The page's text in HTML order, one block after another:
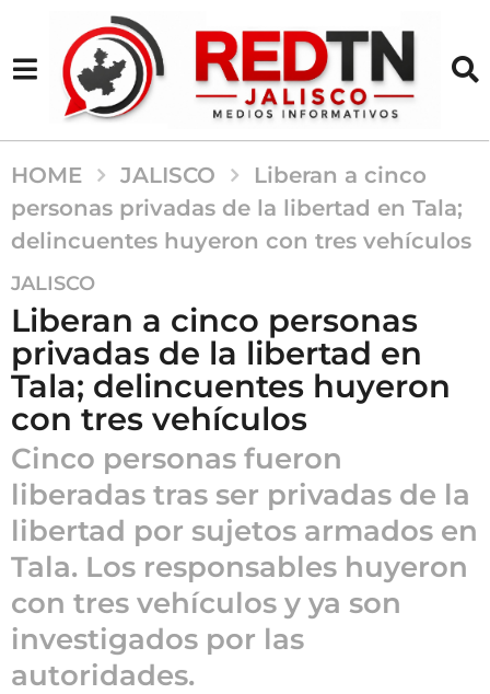
HOME JALISCO
Liberan a cinco
personas privadas de la libertad en Tala;
delincuentes huyeron con tres vehículos
2
m
e
s
e
s
a
g
o
2
m
e
s
e
s
a
JALISCO
Liberan a cinco personas
privadas de la libertad en
Tala; delincuentes huyeron
con tres vehículos
Cinco personas fueron
liberadas tras ser privadas de la
libertad por sujetos armados en
Tala. Los responsables huyeron
con tres vehículos y ya son
investigados por las
autoridades.